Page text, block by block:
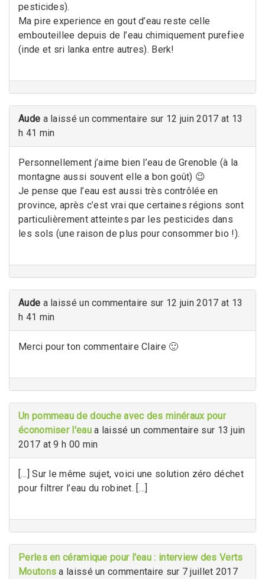
pesticides).
Ma pire experience en gout d’eau reste celle
embouteillee depuis de l’eau chimiquement purefiee
(inde et sri lanka entre autres). Berk!
Aude a laissé un commentaire sur 12 juin 2017 at 13
h 41 min
Personnellement j’aime bien l’eau de Grenoble (à la
montagne aussi souvent elle a bon goût) 😉
Je pense que l’eau est aussi très contrôlée en
province, après c’est vrai que certaines régions sont
particulièrement atteintes par les pesticides dans
les sols (une raison de plus pour consommer bio !).
Aude a laissé un commentaire sur 12 juin 2017 at 13
h 41 min
Merci pour ton commentaire Claire 🙂
Un pommeau de douche avec des minéraux pour
économiser l'eau a laissé un commentaire sur 13 juin
2017 at 9 h 00 min
[…] Sur le même sujet, voici une solution zéro déchet
pour filtrer l’eau du robinet. […]
Perles en céramique pour l'eau : interview des Verts
Moutons a laissé un commentaire sur 7 juillet 2017